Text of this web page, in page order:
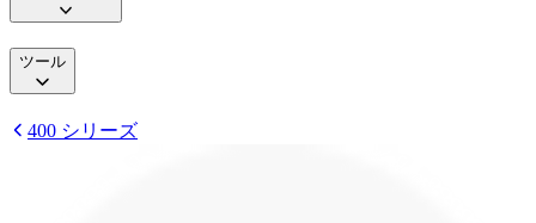
ツール
400 シリーズ